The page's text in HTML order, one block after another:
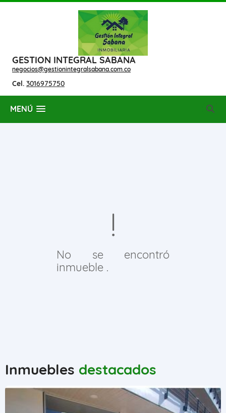
GESTION INTEGRAL SABANA
negocios@gestionintegralsabana.com.co
Cel. 3016975750
MENÚ
No se encontró
inmueble .
Inmuebles destacados